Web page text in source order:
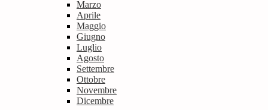
Marzo
Aprile
Maggio
Giugno
Luglio
Agosto
Settembre
Ottobre
Novembre
Dicembre